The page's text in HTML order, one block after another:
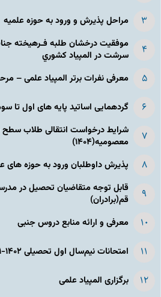
مراحل پذیرش و ورود به حوزه علمیه
موفقیت درخشان طلبه فـرهیخته
سرشت در المپياد كشوري
معرفی نفرات برتر المپیاد علمی –
گردهمایی اساتید پایه های اول تا
شرایط درخواست انتقالی طلاب
معصومیه(۱۴۰۴)
پذیرش داوطلبان ورود به حوزه های علمیه
قابل توجه متقاضیان تحصیل در
قم(برادران)
معرفی و ارائه منابع دروس جنبی
امتحانات نیم‌سال اول تحصیلی ۱۴۰۲-۱۴۰۱
برگزاری المپیاد علمی